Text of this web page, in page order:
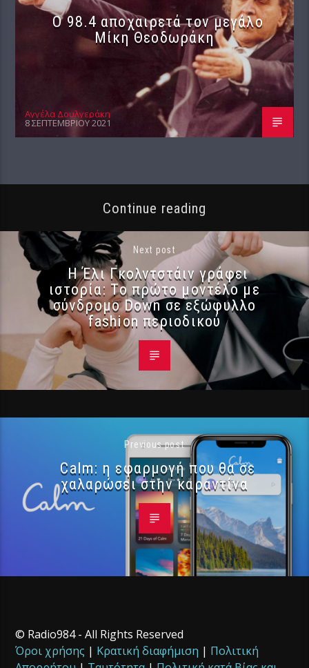
Ο 98.4 αποχαιρετά τον μεγάλο
Μίκη Θεοδωράκη
Αγγέλα Δουλγεράκη
8 ΣΕΠΤΕΜΒΡΊΟΥ 2021
Continue reading
Next post
Η Έλι Γκολντστάιν γράφει
ιστορία: Το πρώτο μοντέλο με
σύνδρομο Down σε εξώφυλλο
fashion περιοδικού
Previous post
Calm: η εφαρμογή που θα σε
χαλαρώσει στην καραντίνα
© Radio984 - All Rights Reserved
Όροι χρήσης | Κρατική διαφήμιση | Πολιτική